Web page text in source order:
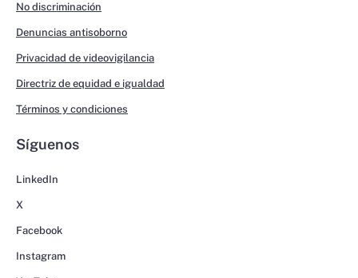
No discriminación
Denuncias antisoborno
Privacidad de videovigilancia
Directriz de equidad e igualdad
Términos y condiciones
Síguenos
LinkedIn
X
Facebook
Instagram